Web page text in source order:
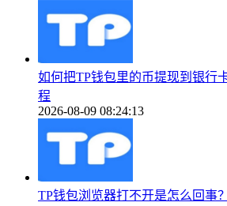
如何把TP钱包里的币提现到银行
程
2026-08-09 08:24:13
TP钱包浏览器打不开是怎么回事